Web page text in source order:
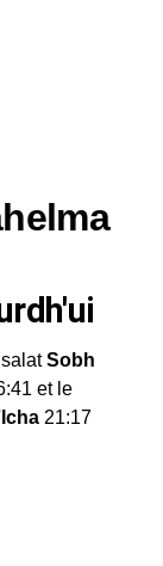
Sobh
et le
Icha 21:17